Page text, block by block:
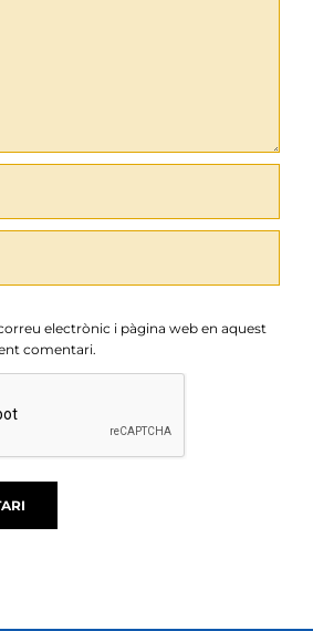
electrònic i pàgina web en aquest
comentari.